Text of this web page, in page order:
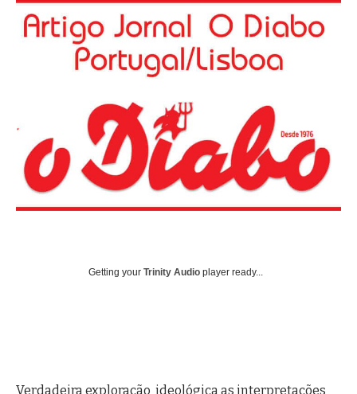
Getting your Trinity Audio player ready...
Verdadeira exploração ideológica as interpretações